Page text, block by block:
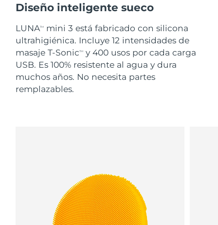
Diseño inteligente sueco
LUNATM
mini 3 está fabricado con silicona
ultrahigiénica. Incluye 12 intensidades de
masaje T-SonicTM
y 400 usos por cada carga
USB. Es 100% resistente al agua y dura
muchos años. No necesita partes
remplazables.